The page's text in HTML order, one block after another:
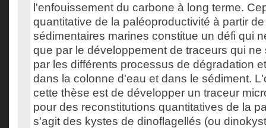
l'enfouissement du carbone à long terme.
quantitative de la paléoproductivité à partir
sédimentaires marines constitue un défi qui
que par le développement de traceurs qui ne
par les différents processus de dégradation
dans la colonne d'eau et dans le sédiment.
cette thèse est de développer un traceur
pour des reconstitutions quantitatives de la
s'agit des kystes de dinoflagellés (ou